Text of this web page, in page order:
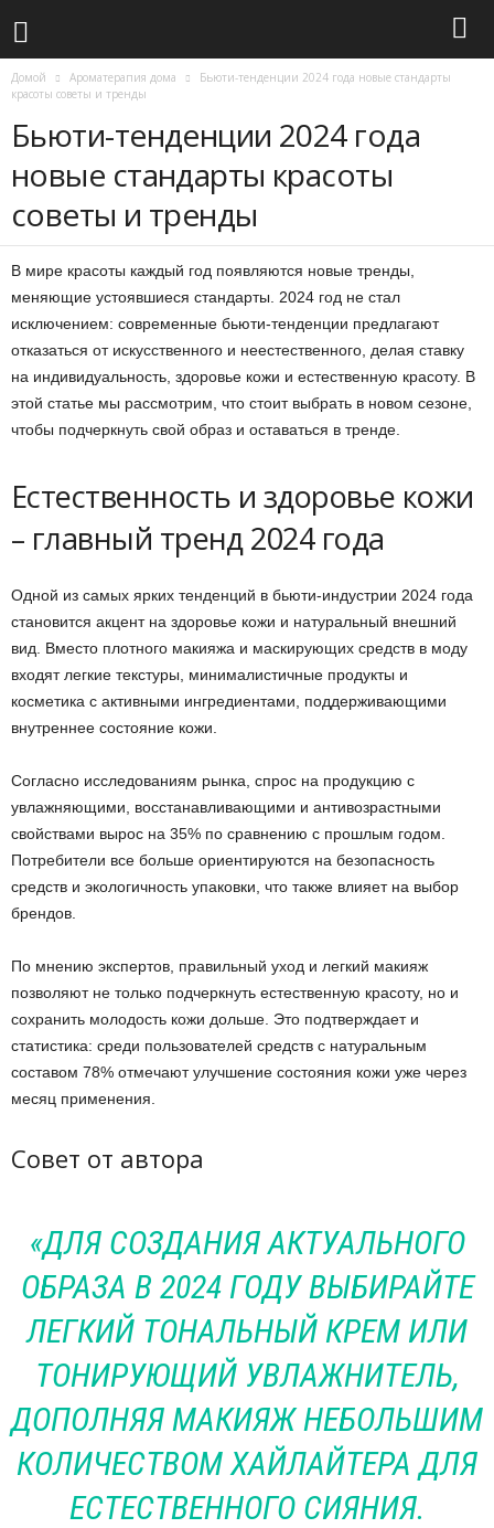
Домой Ароматерапия дома
Бьюти-тенденции 2024 года новые стандарты
красоты советы и тренды
Бьюти-тенденции 2024 года
новые стандарты красоты
советы и тренды
В мире красоты каждый год появляются новые тренды,
меняющие устоявшиеся стандарты. 2024 год не стал
исключением: современные бьюти-тенденции предлагают
отказаться от искусственного и неестественного, делая ставку
на индивидуальность, здоровье кожи и естественную красоту. В
этой статье мы рассмотрим, что стоит выбрать в новом сезоне,
чтобы подчеркнуть свой образ и оставаться в тренде.
Естественность и здоровье кожи
– главный тренд 2024 года
Одной из самых ярких тенденций в бьюти-индустрии 2024 года
становится акцент на здоровье кожи и натуральный внешний
вид. Вместо плотного макияжа и маскирующих средств в моду
входят легкие текстуры, минималистичные продукты и
косметика с активными ингредиентами, поддерживающими
внутреннее состояние кожи.
Согласно исследованиям рынка, спрос на продукцию с
увлажняющими, восстанавливающими и антивозрастными
свойствами вырос на 35% по сравнению с прошлым годом.
Потребители все больше ориентируются на безопасность
средств и экологичность упаковки, что также влияет на выбор
брендов.
По мнению экспертов, правильный уход и легкий макияж
позволяют не только подчеркнуть естественную красоту, но и
сохранить молодость кожи дольше. Это подтверждает и
статистика: среди пользователей средств с натуральным
составом 78% отмечают улучшение состояния кожи уже через
месяц применения.
Совет от автора
«ДЛЯ СОЗДАНИЯ АКТУАЛЬНОГО
ОБРАЗА В 2024 ГОДУ ВЫБИРАЙТЕ
ЛЕГКИЙ ТОНАЛЬНЫЙ КРЕМ ИЛИ
ТОНИРУЮЩИЙ УВЛАЖНИТЕЛЬ,
ДОПОЛНЯЯ МАКИЯЖ НЕБОЛЬШИМ
КОЛИЧЕСТВОМ ХАЙЛАЙТЕРА ДЛЯ
ЕСТЕСТВЕННОГО СИЯНИЯ.